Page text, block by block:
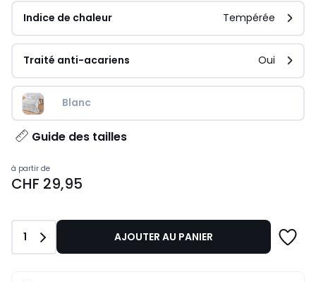
Indice de chaleur Tempérée
Traité anti-acariens Oui
Blanc
Guide des tailles
Prix
à
29,95.
à partir de
CHF 29,95
Quantité
1 AJOUTER AU PANIER